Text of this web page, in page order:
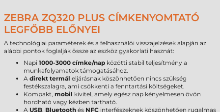
ZEBRA ZQ320 PLUS CÍMKENYOMTATÓ
LEGFŐBB ELŐNYEI
A technológiai paraméterek és a felhasználói visszajelzések alapján az
alábbi pontok foglalják össze az eszköz gyakorlati hasznát:
Napi 1000-3000 címke/nap közötti stabil teljesítmény a
munkafolyamatok támogatásához.
A direkt termál eljárásnak köszönhetően nincs szükség
festékszalagra, ami csökkenti a fenntartási költségeket.
Kompakt, mobil kivitel, amely egész nap kényelmesen övön
hordható vagy kézben tartható.
A USB, Bluetooth és NFC interfészeknek köszönhetően rugalmas